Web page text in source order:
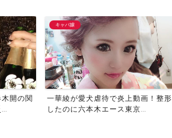
開の関
キャバ嬢
一華綾が愛犬虐待で炎上動画！整形
したのに六本木エース東京...